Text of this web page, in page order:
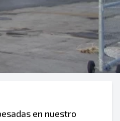
en nuestro